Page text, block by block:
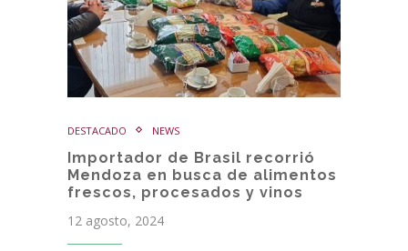
DESTACADO NEWS
Importador de Brasil recorrió
Mendoza en busca de alimentos
frescos, procesados y vinos
12 agosto, 2024